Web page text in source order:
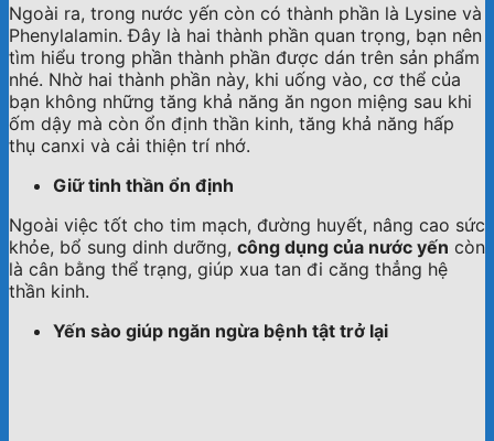
Ngoài ra, trong nước yến còn có thành phần là Lysine và
Phenylalamin. Đây là hai thành phần quan trọng, bạn nên
tìm hiểu trong phần thành phần được dán trên sản phẩm
nhé. Nhờ hai thành phần này, khi uống vào, cơ thể của
bạn không những tăng khả năng ăn ngon miệng sau khi
ốm dậy mà còn ổn định thần kinh, tăng khả năng hấp
thụ canxi và cải thiện trí nhớ.
Giữ tinh thần ổn định
Ngoài việc tốt cho tim mạch, đường huyết, nâng cao sức
khỏe, bổ sung dinh dưỡng, công dụng của nước yến còn
là cân bằng thể trạng, giúp xua tan đi căng thẳng hệ
thần kinh.
Yến sào giúp ngăn ngừa bệnh tật trở lại